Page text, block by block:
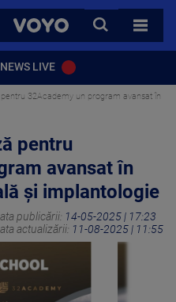
VOYO
CAUTA
TOATE
LIVE
pentru 32Academy un program avansat în
pentru
avansat în
și implantologie
publicării: 14-05-2025 | 17:23
actualizării: 11-08-2025 | 11:55